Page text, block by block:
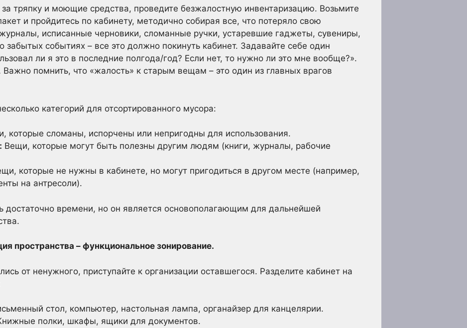
тряпку и моющие средства, проведите безжалостную инвентаризацию. Возьмите
и пройдитесь по кабинету, методично собирая все, что потеряло свою
исписанные черновики, сломанные ручки, устаревшие гаджеты, сувениры,
событиях – все это должно покинуть кабинет. Задавайте себе один
ли я это в последние полгода/год? Если нет, то нужно ли это мне вообще?».
Важно помнить, что «жалость» к старым вещам – это один из главных врагов
категорий для отсортированного мусора:
которые сломаны, испорчены или непригодны для использования.
Вещи, которые могут быть полезны другим людям (книги, журналы, рабочие
которые не нужны в кабинете, но могут пригодиться в другом месте (например,
на антресоли).
достаточно времени, но он является основополагающим для дальнейшей
пространства – функциональное зонирование.
от ненужного, приступайте к организации оставшегося. Разделите кабинет на
стол, компьютер, настольная лампа, органайзер для канцелярии.
полки, шкафы, ящики для документов.